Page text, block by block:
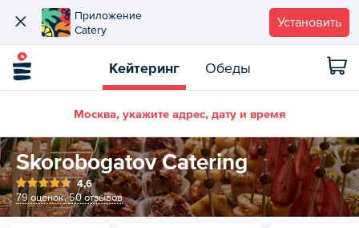
Приложение
Catery
Установить
Кейтеринг Обеды
Москва, укажите адрес, дату и время
Skorobogatov Catering
4,6
79 оценок,50 отзывов